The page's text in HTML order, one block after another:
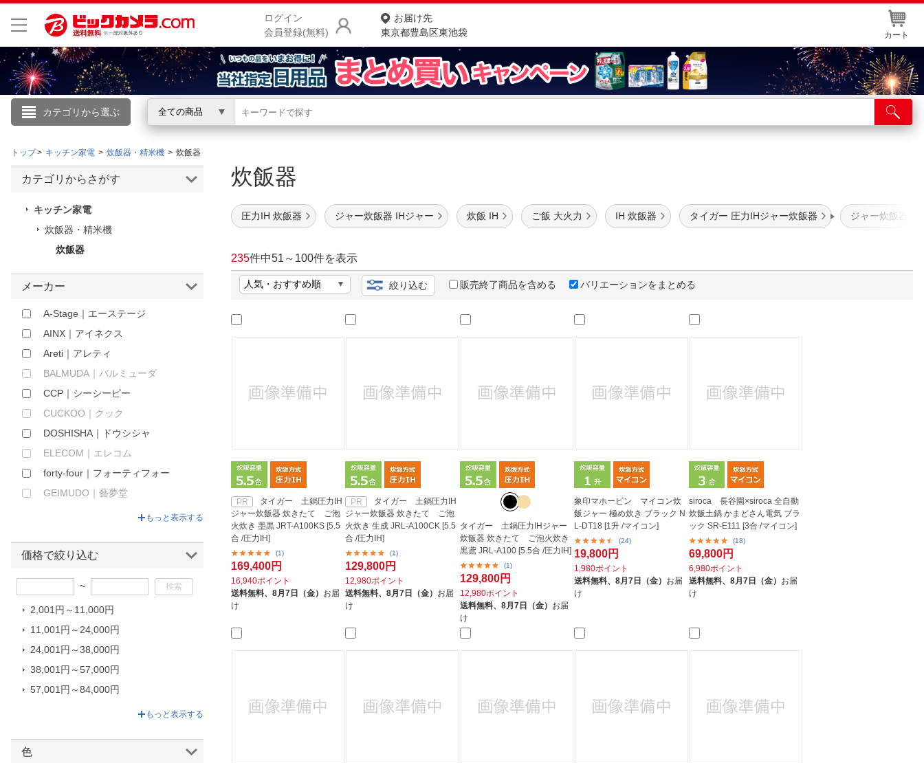
ログイン
会員登録(無料)
お届け先
東京都豊島区東池袋
カート
カテゴリから選ぶ 全ての商品
こんにちは
ログイン
ご利用ガイド
よくある質問・お問合せ
店舗情報・店舗一覧
トップ キッチン家電 炊飯器・精米機 炊飯器
炊飯器
圧力IH 炊飯器 ジャー炊飯器 IHジャー 炊飯 IH ご飯 大火力 IH 炊飯器 タイガー 圧力IHジャー炊飯器 ジャー炊飯器 圧
235件中51 ～ 100件を表示
絞り込む 販売終了商品を含める バリエーションをまとめる
PR
タイガー 土鍋圧力IH
ジャー炊飯器 炊きたて ご泡
火炊き 墨黒 JRT-A100KS [5.5
合 /圧力IH]
(1)
169,400円
16,940ポイント
送料無料、 8月7日（金） お届
け
PR
タイガー 土鍋圧力IH
ジャー炊飯器 炊きたて ご泡
火炊き 生成 JRL-A100CK [5.5
合 /圧力IH]
(1)
129,800円
12,980ポイント
送料無料、8月7日（金） お届
け
タイガー 土鍋圧力IHジャー
炊飯器 炊きたて ご泡火炊き
黒鳶 JRL-A100 [5.5合 /圧力IH]
(1)
129,800円
12,980ポイント
送料無料、 8月7日（金） お届
け
象印マホービン マイコン炊
飯ジャー 極め炊き ブラック N
L-DT18 [1升 /マイコン]
(24)
19,800円
1,980ポイント
送料無料、8月7日（金） お届
け
siroca 長谷園×siroca 全自動
炊飯土鍋 かまどさん電気 ブラ
ック SR-E111 [3合 /マイコン]
(18)
69,800円
6,980ポイント
送料無料、 8月7日（金） お届
け
カテゴリからさがす
キッチン家電
炊飯器・精米機
炊飯器
メーカー
A-Stage｜エーステージ
AINX｜アイネクス
Areti｜アレティ
BALMUDA｜バルミューダ
CCP｜シーシーピー
CUCKOO｜クック
DOSHISHA｜ドウシシャ
ELECOM｜エレコム
forty-four｜フォーティフォー
GEIMUDO｜藝夢堂
GREEN HOUSE｜グリーンハウス
JPN｜ジェイピーエヌ
LADONNA｜ラドンナ
macaful｜マカフル
NEOVE｜ネオーブ
ORIGINAL BASIC｜オリジナルベ
ーシック
ORIGINALSELECT｜オリジナル
Panasonic｜パナソニック
SHARP｜シャープ
もっと表示する
価格で絞り込む
~
2,001円～11,000円
11,001円～24,000円
24,001円～38,000円
38,001円～57,000円
57,001円～84,000円
もっと表示する
色